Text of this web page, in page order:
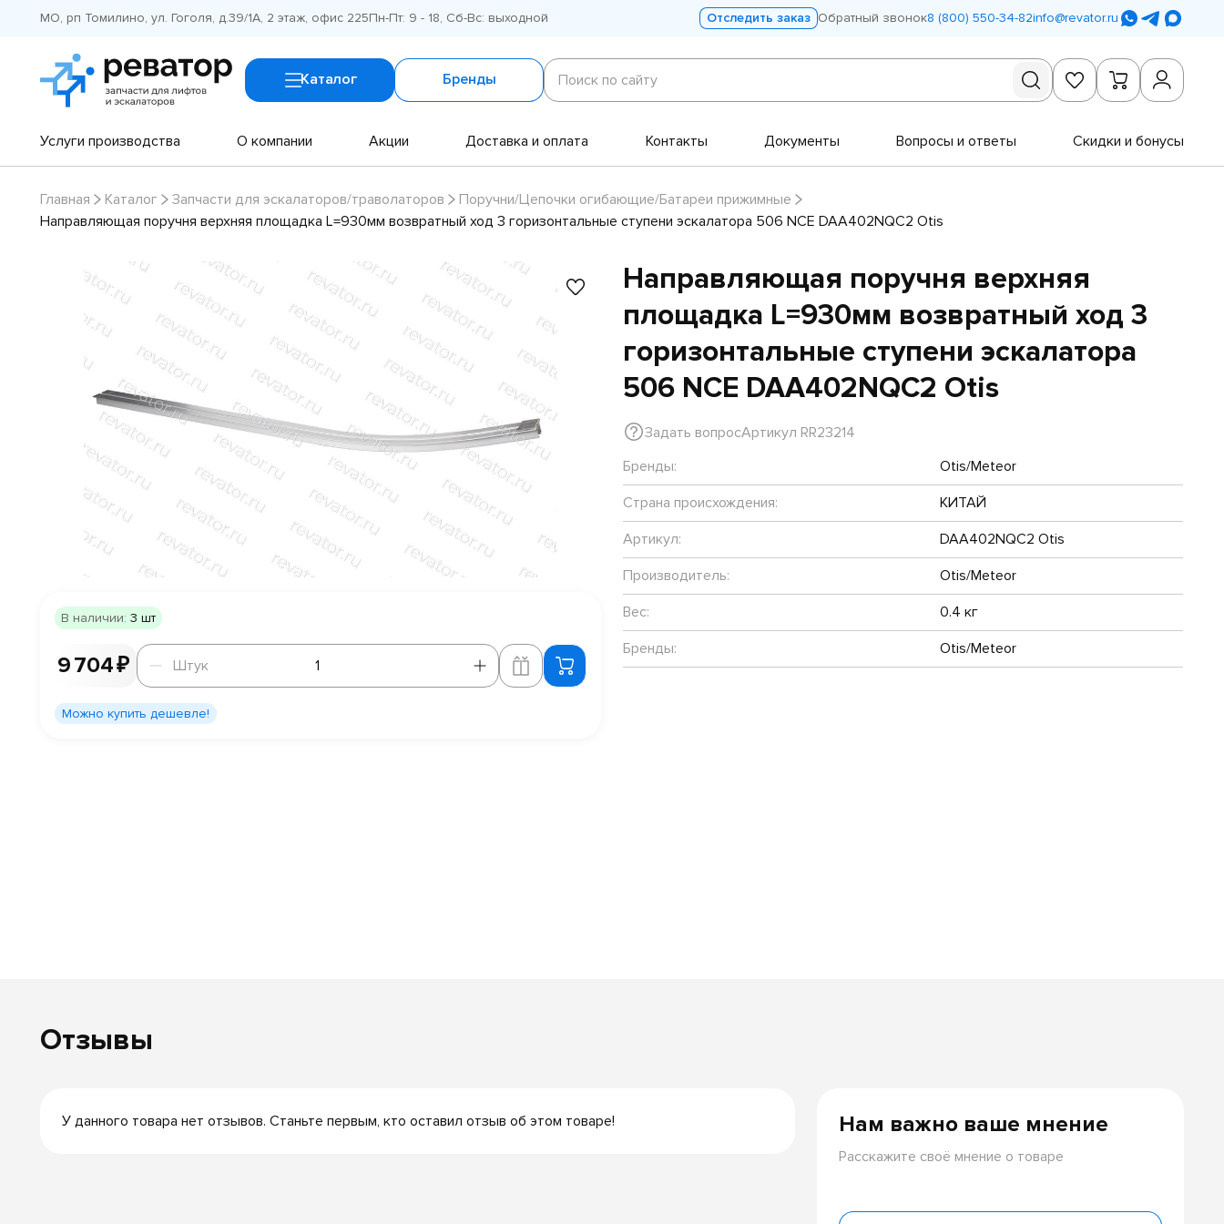
МО, рп Томилино, ул. Гоголя, д.39/1А, 2 этаж, офис 225Пн-Пт: 9 - 18, Сб-Вс: выходной Отследить заказ Обратный звонок8 (800) 550-34-82info@revator.ru
Каталог Бренды
Поиск
по
сайту
Поиск по сайту
Услуги производства О компании Акции Доставка и оплата Контакты Документы Вопросы и ответы Скидки и бонусы
Главная Каталог Запчасти для эскалаторов/траволаторов
Поручни/Цепочки огибающие/Батареи прижимные
Направляющая поручня верхняя площадка L=930мм возвратный ход 3 горизонтальные ступени эскалатора 506 NCE DAA402NQC2 Otis
Направляющая поручня верхняя
площадка L=930мм возвратный ход 3
горизонтальные ступени эскалатора
506 NCE DAA402NQC2 Otis
Задать вопросАртикул RR23214
В наличии: 3 шт
9 704 ₽
Штук
Штук
Можно купить дешевле!
Бренды:
Otis/Meteor
Страна происхождения:
КИТАЙ
Артикул:
DAA402NQC2 Otis
Производитель:
Otis/Meteor
Вес:
0.4 кг
Бренды:
Otis/Meteor
Отзывы
У данного товара нет отзывов. Станьте первым, кто оставил отзыв об этом товаре! Нам важно ваше мнение
Расскажите своё мнение о товаре